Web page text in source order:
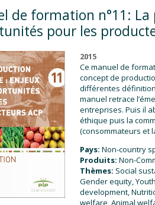
de formation n°11:
pour les
2015
Ce manuel de
concept de
différentes
manuel retrace
entreprises. Puis il
éthique puis la
(consommateurs et
Pays: Non-country
Produits: Non-
Thèmes: Social
Gender equity,
development,
welfare, Animal